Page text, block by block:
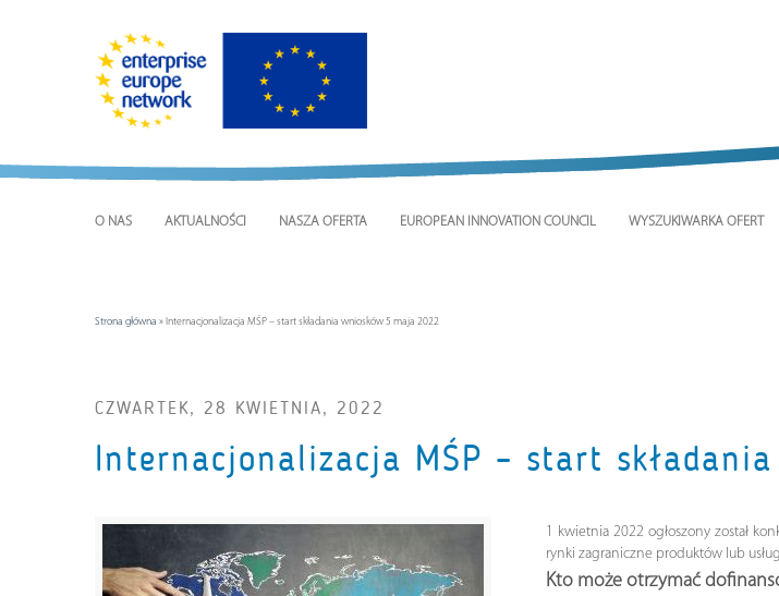
O NAS AKTUALNOŚCI NASZA OFERTA EUROPEAN INNOVATION COUNCIL WYSZUKIWARKA OFERT
Strona główna » Internacjonalizacja MŚP – start składania wniosków 5 maja 2022
CZWARTEK, 28 KWIETNIA, 2022
Internacjonalizacja MŚP – start
1 kwietnia 2022 ogłoszony został
rynki zagraniczne produktów lub
Kto może otrzymać